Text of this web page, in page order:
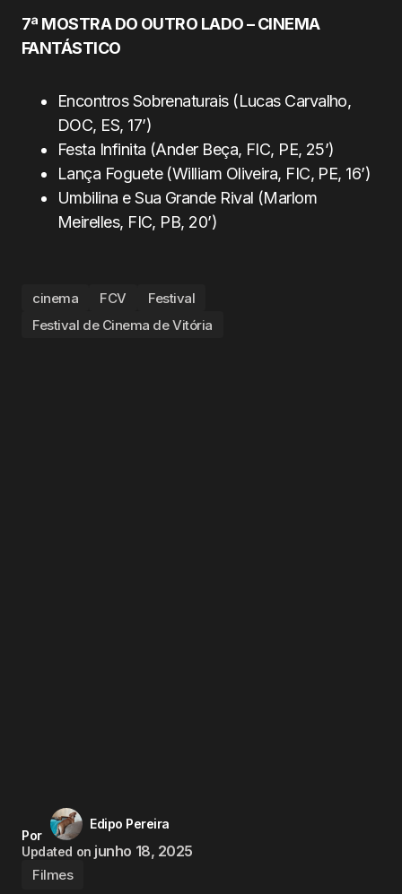
7ª MOSTRA DO OUTRO LADO – CINEMA
FANTÁSTICO
Encontros Sobrenaturais (Lucas Carvalho,
DOC, ES, 17’)
Festa Infinita (Ander Beça, FIC, PE, 25’)
Lança Foguete (William Oliveira, FIC, PE, 16’)
Umbilina e Sua Grande Rival (Marlom
Meirelles, FIC, PB, 20’)
cinema FCV
Festival
Festival de Cinema de Vitória
Por
Edipo Pereira
Updated on junho 18, 2025
Filmes